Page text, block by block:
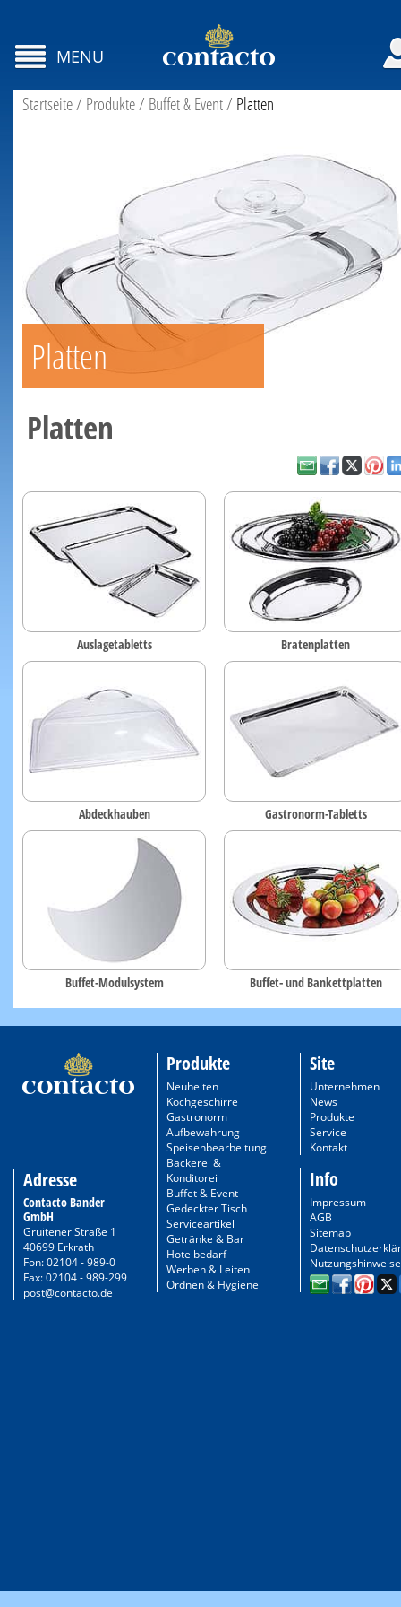
MENU
Startseite/ Produkte/ Buffet & Event/ Platten
Platten
Platten
Auslagetabletts Bratenplatten
Abdeckhauben Gastronorm-Tabletts
Buffet-Modulsystem Buffet- und Bankettplatten
Adresse
Contacto Bander
GmbH
Gruitener Straße 1
40699 Erkrath
Fon: 02104 - 989-0
Fax: 02104 - 989-299
post@contacto.de
Produkte
Neuheiten
Kochgeschirre
Gastronorm
Aufbewahrung
Speisenbearbeitung
Bäckerei &
Konditorei
Buffet & Event
Gedeckter Tisch
Serviceartikel
Getränke & Bar
Hotelbedarf
Werben & Leiten
Ordnen & Hygiene
Site
Unternehmen
News
Produkte
Service
Kontakt
Info
Impressum
AGB
Sitemap
Nutzungshinweise